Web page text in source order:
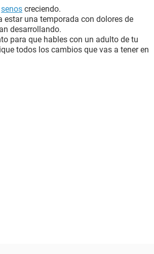
senos creciendo.
estar una temporada con dolores de
desarrollando.
para que hables con un adulto de tu
todos los cambios que vas a tener en